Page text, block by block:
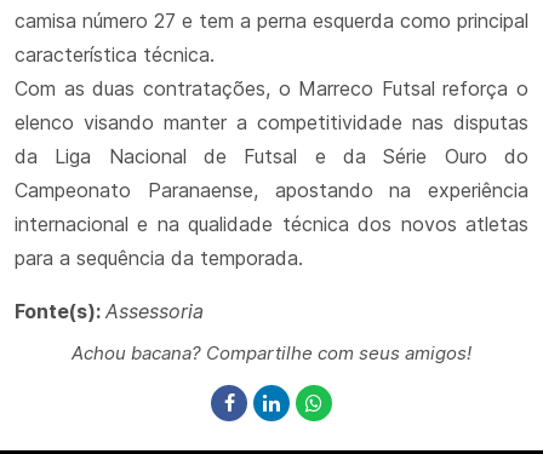
camisa número 27 e tem a perna esquerda como principal
característica técnica.
Com as duas contratações, o Marreco Futsal reforça o
elenco visando manter a competitividade nas disputas
da Liga Nacional de Futsal e da Série Ouro do
Campeonato Paranaense, apostando na experiência
internacional e na qualidade técnica dos novos atletas
para a sequência da temporada.
Fonte(s): Assessoria
Achou bacana? Compartilhe com seus amigos!